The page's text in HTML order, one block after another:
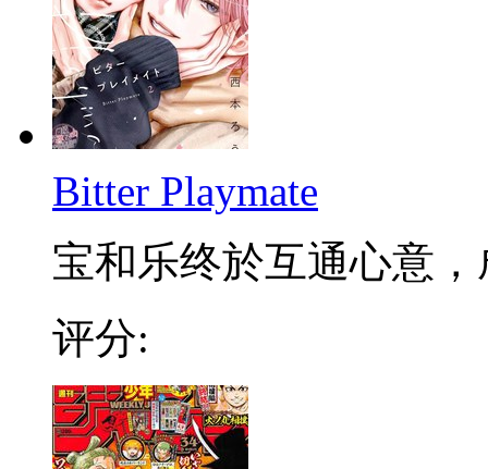
Bitter Playmate
宝和乐终於互通心意，
评分: